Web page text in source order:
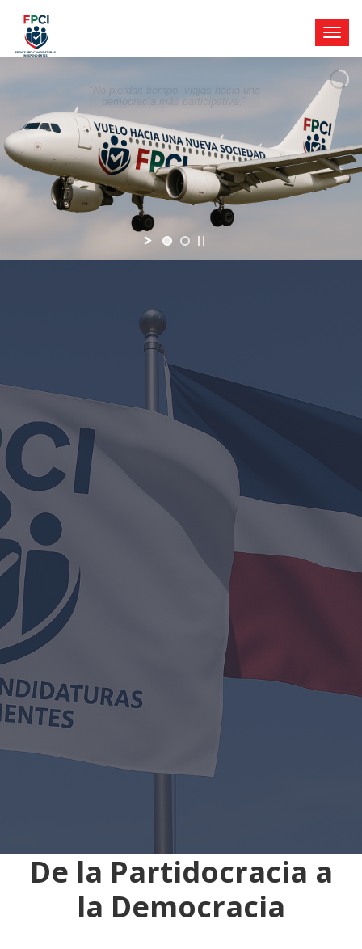
"No pierdas tiempo, viajas hacia una
democracia más participativa."
De la Partidocracia a
la Democracia